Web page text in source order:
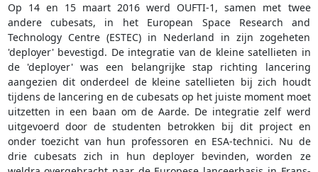
Op 14 en 15 maart 2016 werd OUFTI-1, samen met twee
andere cubesats, in het European Space Research and
Technology Centre (ESTEC) in Nederland in zijn zogeheten
'deployer' bevestigd. De integratie van de kleine satellieten in
de 'deployer' was een belangrijke stap richting lancering
aangezien dit onderdeel de kleine satellieten bij zich houdt
tijdens de lancering en de cubesats op het juiste moment moet
uitzetten in een baan om de Aarde. De integratie zelf werd
uitgevoerd door de studenten betrokken bij dit project en
onder toezicht van hun professoren en ESA-technici. Nu de
drie cubesats zich in hun deployer bevinden, worden ze